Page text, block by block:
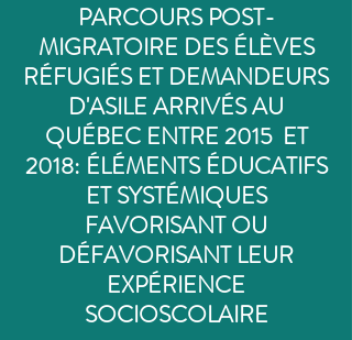
PARCOURS POST-
MIGRATOIRE DES ÉLÈVES
RÉFUGIÉS ET DEMANDEURS
D'ASILE ARRIVÉS AU
QUÉBEC ENTRE 2015 ET
2018: ÉLÉMENTS ÉDUCATIFS
ET SYSTÉMIQUES
FAVORISANT OU
DÉFAVORISANT LEUR
EXPÉRIENCE
SOCIOSCOLAIRE